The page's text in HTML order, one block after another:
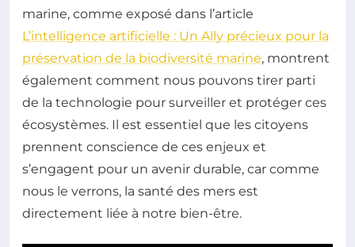
marine, comme exposé dans l’article
L’intelligence artificielle : Un Ally précieux pour la
préservation de la biodiversité marine, montrent
également comment nous pouvons tirer parti
de la technologie pour surveiller et protéger ces
écosystèmes. Il est essentiel que les citoyens
prennent conscience de ces enjeux et
s’engagent pour un avenir durable, car comme
nous le verrons, la santé des mers est
directement liée à notre bien-être.